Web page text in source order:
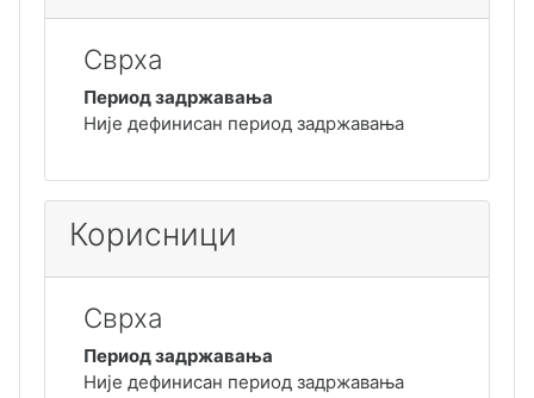
Сврха
Период задржавања
Није дефинисан период задржавања
Корисници
Сврха
Период задржавања
Није дефинисан период задржавања